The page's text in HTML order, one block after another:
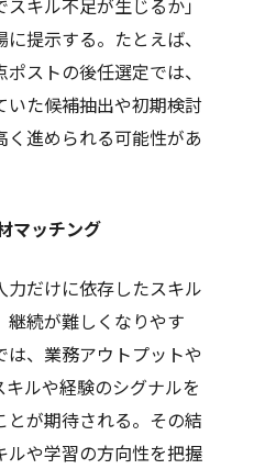
提示する。たとえば、
ストの後任選定では、
いた候補抽出や初期検討
進められる可能性があ
マッチング
だけに依存したスキル
続が難しくなりやす
は、業務アウトプットや
ルや経験のシグナルを
が期待される。その結
ルや学習の方向性を把握